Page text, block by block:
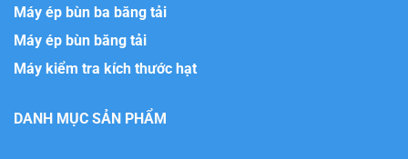
Máy ép bùn ba băng tải
Máy ép bùn băng tải
Máy kiểm tra kích thước hạt
DANH MỤC SẢN PHẨM